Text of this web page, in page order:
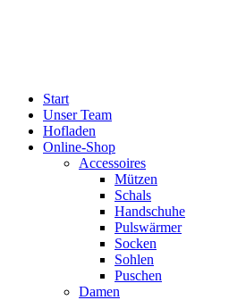
Start
Unser Team
Hofladen
Online-Shop
Accessoires
Mützen
Schals
Handschuhe
Pulswärmer
Socken
Sohlen
Puschen
Damen